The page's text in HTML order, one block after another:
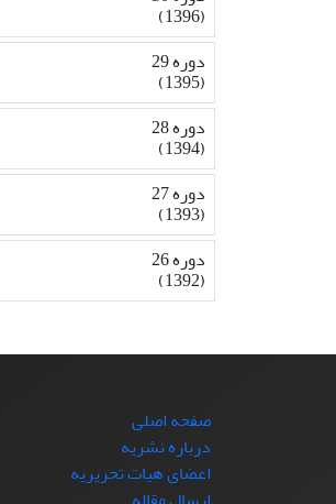
(1396)
دوره 29
(1395)
دوره 28
(1394)
دوره 27
(1393)
دوره 26
(1392)
صفحه اصلی
درباره نشریه
اعضای هیات تحریریه